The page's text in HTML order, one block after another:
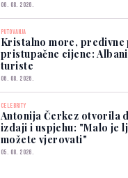
06. 08. 2026.
PUTOVANJA
Kristalno more, predivne
pristupačne cijene:
turiste
06. 08. 2026.
CELEBRITY
Antonija Čerkez otvorila
izdaji i uspjehu: "Malo je
možete vjerovati"
05. 08. 2026.